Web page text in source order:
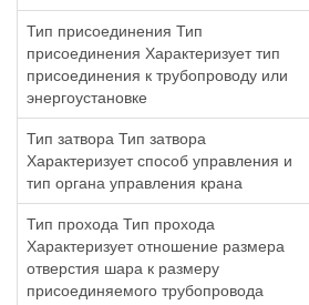
Тип присоединения Тип
присоединения Характеризует тип
присоединения к трубопроводу или
энергоустановке
Тип затвора Тип затвора
Характеризует способ управления и
тип органа управления крана
Тип прохода Тип прохода
Характеризует отношение размера
отверстия шара к размеру
присоединяемого трубопровода